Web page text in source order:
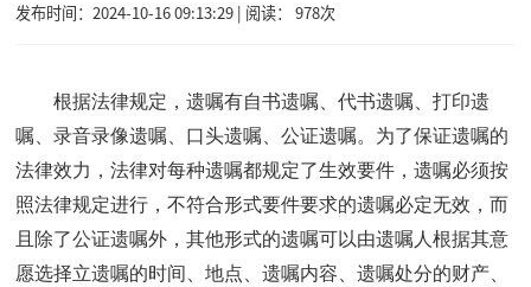
发布时间：2024-10-16 09:13:29 | 阅读： 978次
根据法律规定，遗嘱有自书遗嘱、代书遗嘱、打印遗
嘱、录音录像遗嘱、口头遗嘱、公证遗嘱。为了保证遗嘱的
法律效力，法律对每种遗嘱都规定了生效要件，遗嘱必须按
照法律规定进行，不符合形式要件要求的遗嘱必定无效，而
且除了公证遗嘱外，其他形式的遗嘱可以由遗嘱人根据其意
愿选择立遗嘱的时间、地点、遗嘱内容、遗嘱处分的财产、